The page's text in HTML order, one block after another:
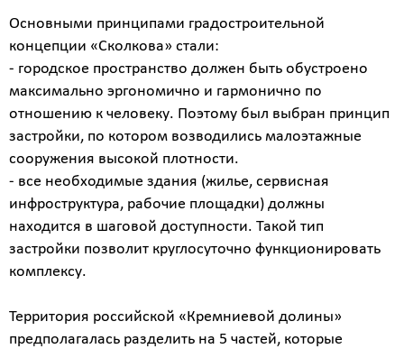
Основными принципами градостроительной
концепции «Сколкова» стали:
- городское пространство должен быть обустроено
максимально эргономично и гармонично по
отношению к человеку. Поэтому был выбран принцип
застройки, по котором возводились малоэтажные
сооружения высокой плотности.
- все необходимые здания (жилье, сервисная
инфроструктура, рабочие площадки) должны
находится в шаговой доступности. Такой тип
застройки позволит круглосуточно функционировать
комплексу.
Территория российской «Кремниевой долины»
предполагалась разделить на 5 частей, которые